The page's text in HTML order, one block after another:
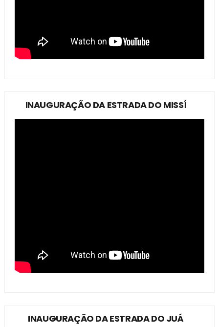
INAUGURAÇÃO DA ESTRADA DO MISSÍ
INAUGURAÇÃO DA ESTRADA DO JUÁ